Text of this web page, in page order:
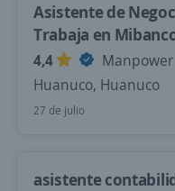
Asistente de
Trabaja en
4,4
Manpower
Huanuco, Huanuco
27 de julio
asistente